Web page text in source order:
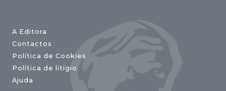
A Editora
Contactos
Política de Cookies
Política de litígio
Ajuda